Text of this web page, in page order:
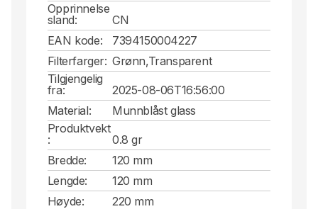
Opprinnelse
sland:
CN
EAN kode:
7394150004227
Filterfarger: Grønn,Transparent
Tilgjengelig
fra:
2025-08-06T16:56:00
Material:
Munnblåst glass
Produktvekt
:
0.8 gr
Bredde:
120 mm
Lengde:
120 mm
Høyde:
220 mm